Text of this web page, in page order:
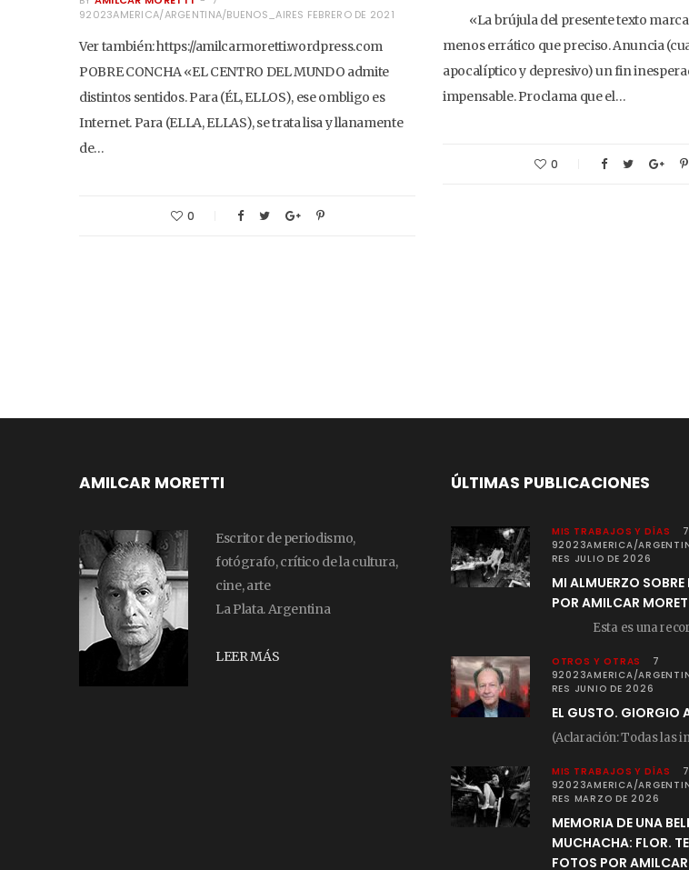
92023AMERICA/ARGENTINA/BUENOS_AIRES FEBRERO DE 2021
Ver también: https://amilcarmoretti.wordpress.com
POBRE CONCHA «EL CENTRO DEL MUNDO admite
distintos sentidos. Para (ÉL, ELLOS), ese ombligo es
Internet. Para (ELLA, ELLAS), se trata lisa y llanamente
de…
0
«La brújula del presente texto
menos errático que preciso. Anuncia
apocalíptico y depresivo) un fin
impensable. Proclama que el…
0
AMILCAR MORETTI
Escritor de periodismo,
fotógrafo, crítico de la cultura,
cine, arte
La Plata. Argentina
LEER MÁS
ÚLTIMAS PUBLICACIONES
MIS TRABAJOS Y DÍAS
7
92023AMERICA/
RES JULIO DE 2026
MI ALMUERZO SOBRE
POR AMILCAR
OTROS Y OTRAS
7
92023AMERICA/
RES JUNIO DE 2026
EL GUSTO. GIORGIO
MIS TRABAJOS Y DÍAS
7
92023AMERICA/
RES MARZO DE 2026
MEMORIA DE UNA
MUCHACHA: FLOR.
FOTOS POR